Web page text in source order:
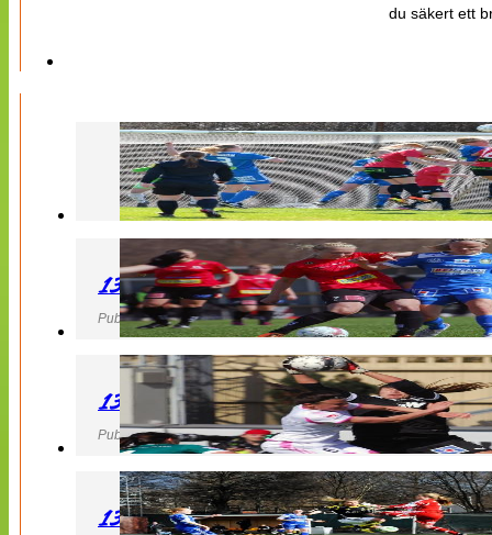
du säkert ett
130427 LB 07 – QBIK
Publicerad 27 April 2013, 22:40
130427 IF Limhamn Bunkeflo – QBIK
Publicerad 27 April 2013, 21:10
130427 LdB FC Malmö – Mallbackens IF